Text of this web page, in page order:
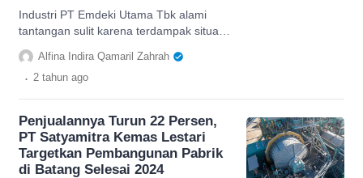
Industri PT Emdeki Utama Tbk alami
tantangan sulit karena terdampak situasi
global, tapi tetap optimis menargetkan
pertumbuhan penjualan.
Alfina Indira Qamaril Zahrah
. 2 tahun ago
Penjualannya Turun 22 Persen,
PT Satyamitra Kemas Lestari
Targetkan Pembangunan Pabrik
di Batang Selesai 2024